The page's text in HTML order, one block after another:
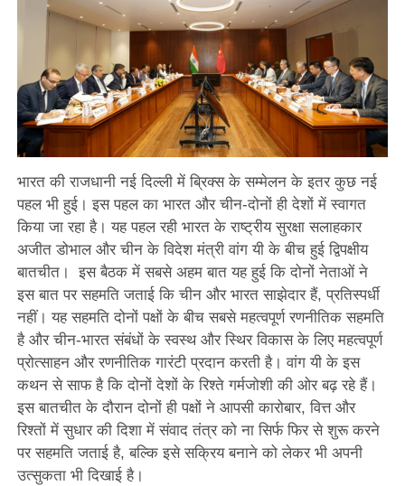
भारत की राजधानी नई दिल्ली में ब्रिक्स के सम्मेलन के इतर कुछ नई
पहल भी हुई। इस पहल का भारत और चीन-दोनों ही देशों में स्वागत
किया जा रहा है। यह पहल रही भारत के राष्ट्रीय सुरक्षा सलाहकार
अजीत डोभाल और चीन के विदेश मंत्री वांग यी के बीच हुई द्विपक्षीय
बातचीत। इस बैठक में सबसे अहम बात यह हुई कि दोनों नेताओं ने
इस बात पर सहमति जताई कि चीन और भारत साझेदार हैं, प्रतिस्पर्धी
नहीं। यह सहमति दोनों पक्षों के बीच सबसे महत्वपूर्ण रणनीतिक सहमति
है और चीन-भारत संबंधों के स्वस्थ और स्थिर विकास के लिए महत्वपूर्ण
प्रोत्साहन और रणनीतिक गारंटी प्रदान करती है। वांग यी के इस
कथन से साफ है कि दोनों देशों के रिश्ते गर्मजोशी की ओर बढ़ रहे हैं।
इस बातचीत के दौरान दोनों ही पक्षों ने आपसी कारोबार, वित्त और
रिश्तों में सुधार की दिशा में संवाद तंत्र को ना सिर्फ फिर से शुरू करने
पर सहमति जताई है, बल्कि इसे सक्रिय बनाने को लेकर भी अपनी
उत्सुकता भी दिखाई है।